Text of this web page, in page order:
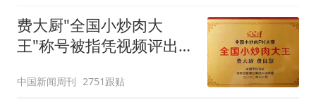
费大厨"全国小炒肉大
王"称号被指凭视频评出
中国新闻周刊 2751跟贴